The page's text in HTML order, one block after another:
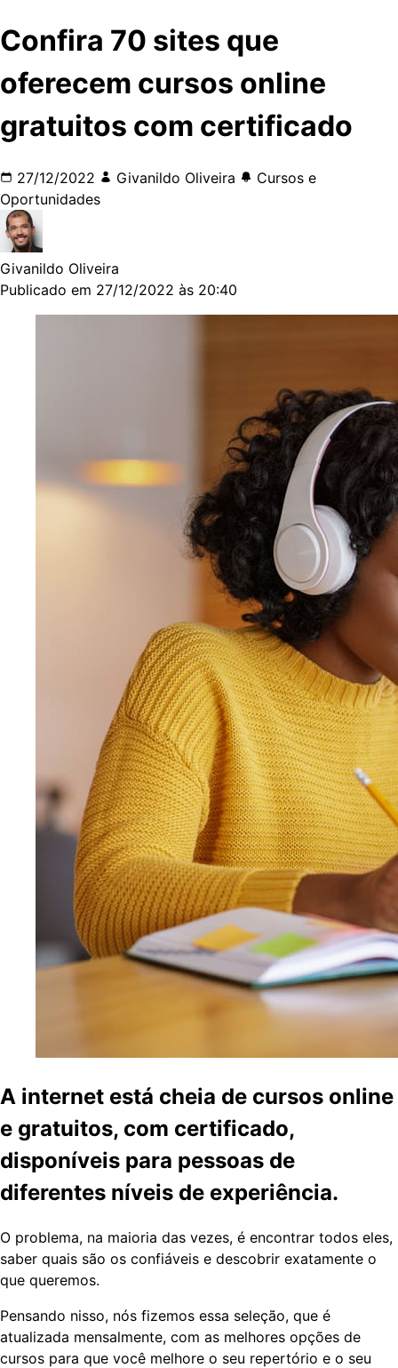
Confira 70 sites que
oferecem cursos online
gratuitos com certificado
27/12/2022 Givanildo Oliveira
Cursos e
Oportunidades
Givanildo Oliveira
Publicado em 27/12/2022 às 20:40
A internet está cheia de cursos online
e gratuitos, com certificado,
disponíveis para pessoas de
diferentes níveis de experiência.
O problema, na maioria das vezes, é encontrar todos eles,
saber quais são os confiáveis e descobrir exatamente o
que queremos.
Pensando nisso, nós fizemos essa seleção, que é
atualizada mensalmente, com as melhores opções de
cursos para que você melhore o seu repertório e o seu